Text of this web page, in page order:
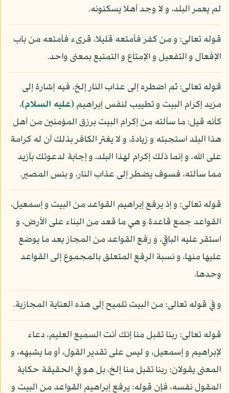
لم يعمر البلد، و لا وجد أهلا يسكنونه.
قوله تعالى: و من كفر فأمتعه قليلا، قرىء فأمتعه من باب
الإفعال و التفعيل و الإمتاع و التمتيع بمعنى واحد.
قوله تعالى: ثم اضطره إلى عذاب النار إلخ، فيه إشارة إلى
مزيد إكرام البيت و تطييب لنفس إبراهيم(عليه السلام)،
كأنه قيل: ما سألته من إكرام البيت برزق المؤمنين من أهل
هذا البلد استجبته و زيادة، و لا يغتر الكافر بذلك أن له كرامة
على الله، و إنما ذلك إكرام لهذا البلد، و إجابة لدعوتك بأزيد
مما سألته، فسوف يضطر إلى عذاب النار، و بئس المصير.
قوله تعالى: و إذ يرفع إبراهيم القواعد من البيت و إسمعيل،
القواعد جمع قاعدة و هي ما قعد من البناء على الأرض، و
استقر عليه الباقي، و رفع القواعد من المجاز بعد ما يوضع
عليها منها، و نسبة الرفع المتعلق بالمجموع إلى القواعد
وحدها.
و في قوله تعالى: من البيت تلميح إلى هذه العناية المجازية.
قوله تعالى: ربنا تقبل منا إنك أنت السميع العليم، دعاء
لإبراهيم و إسمعيل، و ليس على تقدير القول، أو ما يشبهه، و
المعنى يقولان: ربنا تقبل منا إلخ، بل هو في الحقيقة حكاية
المقول نفسه، فإن قوله: يرفع إبراهيم القواعد من البيت و